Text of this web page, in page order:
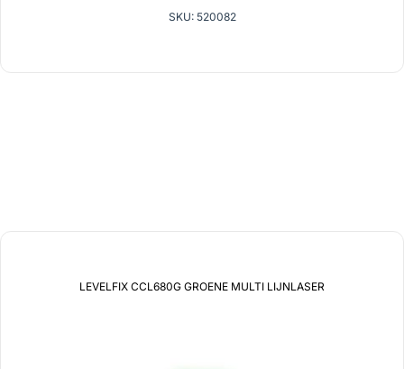
SKU: 520082
LEVELFIX CCL680G GROENE MULTI LIJNLASER